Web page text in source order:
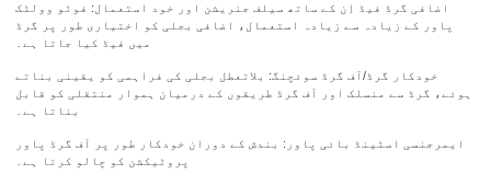
اضافی گرڈ فیڈ اِن کے ساتھ سیلف جنریشن اور خود استعمال: فوٹو وولٹک
پاور کے زیادہ سے زیادہ استعمال، اضافی بجلی کو اختیاری طور پر گرڈ
میں فیڈ کیا جاتا ہے۔
خودکار گرڈ/آف گرڈ سوئچنگ: بلاتعطل بجلی کی فراہمی کو یقینی بناتے
ہوئے، گرڈ سے منسلک اور آف گرڈ طریقوں کے درمیان ہموار منتقلی کو قابل
بناتا ہے۔
ایمرجنسی اسٹینڈ بائی پاور: بندش کے دوران خودکار طور پر آف گرڈ پاور
پروٹیکشن کو چالو کرتا ہے۔